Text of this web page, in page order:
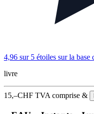
4,96 sur 5 étoiles sur la base
livre
15,–CHF TVA comprise &